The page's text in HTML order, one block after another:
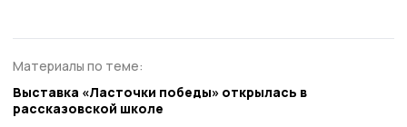
Материалы по теме:
Выставка «Ласточки победы» открылась в
рассказовской школе